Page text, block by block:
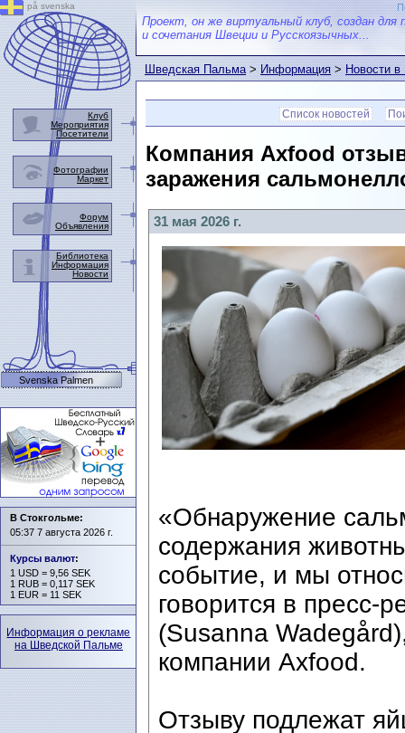
Проект, он же виртуальный клуб, создан для
и сочетания Швеции и Русскоязычных...
Шведская Пальма>Информация>Новости
Список новостей
Компания Axfood
заражения
31 мая 2026 г.
«Обнаружение
содержания
событие, и мы
говорится в пресс-
(Susanna
компании Axfood.
Отзыву подлежат
på svenska
Клуб
Мероприятия
Посетители
Фотографии
Маркет
Форум
Объявления
Библиотека
Информация
Новости
Svenska Palmen
В Стокгольме:
05:37 7 августа 2026 г.
Курсы валют:
1 USD = 9,56 SEK
1 RUB = 0,117 SEK
1 EUR = 11 SEK
Информация о рекламе
на Шведской Пальме